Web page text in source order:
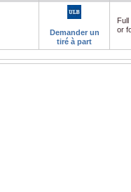
Demander un
tiré à part
or